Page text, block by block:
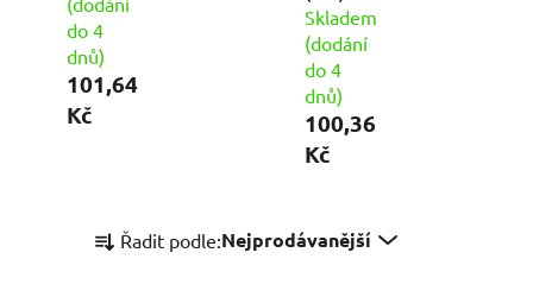
do 4
dnů)
101,64
Kč
Skladem
(dodání
do 4
dnů)
100,36
Kč
a Řadit podle:Nejprodávanější